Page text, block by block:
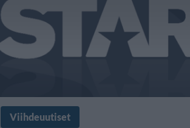
Viihdeuutiset